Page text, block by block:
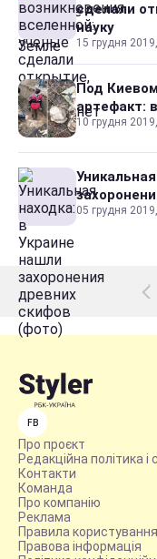
сделали
науку
15 грудня
Под
артефакт:
10 грудня
05 грудня
FB
Про проєкт
Редакційна політика і
Контакти
Команда
Про компанію
Реклама
Правила користування
Правова інформація